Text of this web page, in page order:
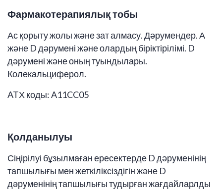
Фармакотерапиялықтобы
Ас қорыту жолы және зат алмасу. Дәрумендер. А
және D дәрумені және олардың біріктірілімі. D
дәрумені және оның туындылары.
Колекальциферол.
ATХ коды: A11CC05
Қолданылуы
Сіңірілуі бұзылмаған ересектерде D дәруменінің
тапшылығы мен жеткіліксіздігін және D
дәруменінің тапшылығы тудырған жағдайларлды